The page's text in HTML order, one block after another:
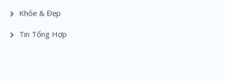
Khỏe & Đẹp
Tin Tổng Hợp